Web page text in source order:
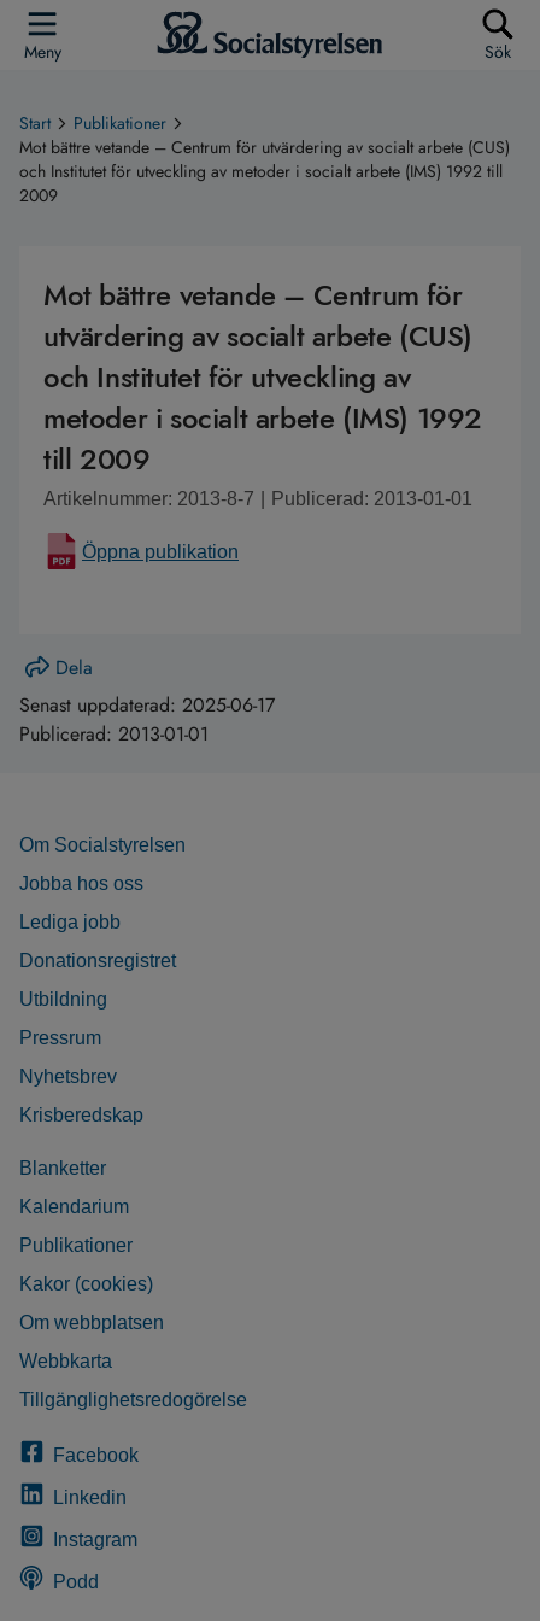
Meny Sök
Start
Publikationer
Mot bättre vetande – Centrum för utvärdering av socialt arbete (CUS)
och Institutet för utveckling av metoder i socialt arbete (IMS) 1992 till
2009
Mot bättre vetande – Centrum för
utvärdering av socialt arbete (CUS)
och Institutet för utveckling av
metoder i socialt arbete (IMS) 1992
till 2009
Artikelnummer: 2013-8-7 Publicerad: 2013-01-01
Öppna publikation
Dela
Senast uppdaterad: 2025-06-17
Publicerad: 2013-01-01
Om Socialstyrelsen
Jobba hos oss
Lediga jobb
Donationsregistret
Utbildning
Pressrum
Nyhetsbrev
Krisberedskap
Blanketter
Kalendarium
Publikationer
Kakor (cookies)
Om webbplatsen
Webbkarta
Tillgänglighetsredogörelse
Facebook
Linkedin
Instagram
Podd